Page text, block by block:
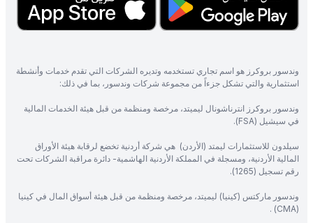
وندسور بروكرز هو اسم تجاري تستخدمه وتديره الشركات التي تقدم خدمات وأنشطة
استثمارية والتي تشكل جزءاً من مجموعة شركات وندسور، بما في ذلك:
وندسور بروكرز انترناشونال ليميتد، مرخصة ومنظمة من قبل هيئة الخدمات المالية
في سيشيل (FSA).
سيلدون للاستثمارات ليمتد (الأردن) هي شركة أردنية تخضع لرقابة هيئة الأوراق
المالية الأردنية، ومسجلة في المملكة الأردنية الهاشمية- دائرة مراقبة الشركات تحت
رقم تسجيل (1265).
وندسور ماركتس (كينيا) ليميتد، مرخصة ومنظمة من قبل هيئة أسواق المال في كينيا
(CMA) .